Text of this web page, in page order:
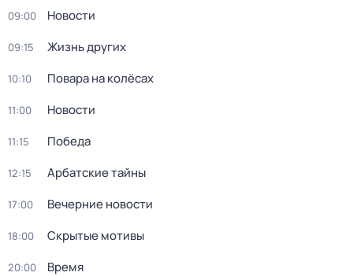
09:00 Новости
09:15 Жизнь других
10:10 Повара на колёсах
11:00 Новости
11:15 Победа
12:15 Арбатские тайны
17:00 Вечерние новости
18:00 Скрытые мотивы
20:00 Время